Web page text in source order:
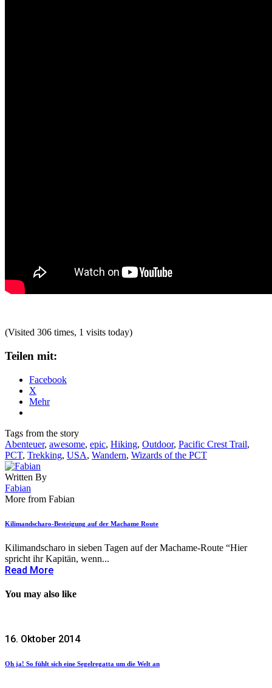
(Visited 306 times, 1 visits today)
Teilen mit:
Facebook
X
Mehr
Tags from the story
Abenteuer, awesome, epic, Hiking, Outdoor, Pacific Crest Trail,
PCT, Trekking, USA, Wandern, Wizards of the PCT
Written By
Fabian
More from Fabian
Kilimandscharo-Besteigung auf der Machame Route
Kilimandscharo in sieben Tagen auf der Machame-Route “Hier
spricht ihr Kapitän, wenn...
Read More
You may also like
16. Oktober 2014
Oh ja! So fühlt sich eine Segelregatta um die Welt an